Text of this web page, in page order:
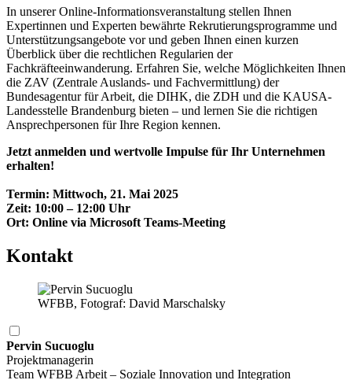
In unserer Online-Informationsveranstaltung stellen Ihnen
Expertinnen und Experten bewährte Rekrutierungsprogramme und
Unterstützungsangebote vor und geben Ihnen einen kurzen
Überblick über die rechtlichen Regularien der
Fachkräfteeinwanderung. Erfahren Sie, welche Möglichkeiten Ihnen
die ZAV (Zentrale Auslands- und Fachvermittlung) der
Bundesagentur für Arbeit, die DIHK, die ZDH und die KAUSA-
Landesstelle Brandenburg bieten – und lernen Sie die richtigen
Ansprechpersonen für Ihre Region kennen.
Jetzt anmelden und wertvolle Impulse für Ihr Unternehmen
erhalten!
Termin: Mittwoch, 21. Mai 2025
Zeit: 10:00 – 12:00 Uhr
Ort: Online via Microsoft Teams-Meeting
Kontakt
WFBB, Fotograf: David Marschalsky
Pervin Sucuoglu
Projektmanagerin
Team WFBB Arbeit – Soziale Innovation und Integration